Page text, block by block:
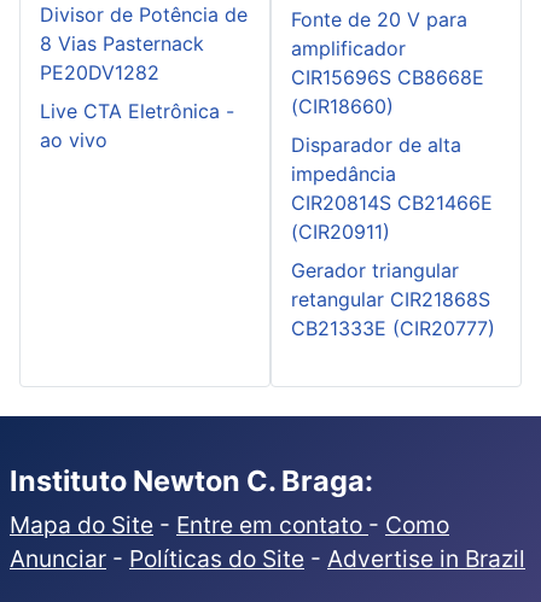
Divisor de Potência de
8 Vias Pasternack
PE20DV1282
Live CTA Eletrônica -
ao vivo
Fonte de 20 V para
amplificador
CIR15696S CB8668E
(CIR18660)
Disparador de alta
impedância
CIR20814S CB21466E
(CIR20911)
Gerador triangular
retangular CIR21868S
CB21333E (CIR20777)
Instituto Newton C. Braga:
Mapa do Site - Entre em contato - Como
Anunciar - Políticas do Site - Advertise in Brazil